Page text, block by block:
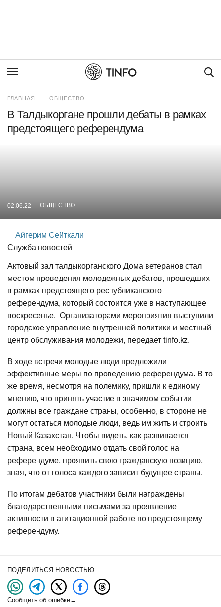
ГЛАВНАЯ ОБЩЕСТВО
В Талдыкоргане прошли дебаты в рамках
предстоящего референдума
02.06.22 ОБЩЕСТВО
Айгерим Сейткали
Служба новостей
Актовый зал талдыкорганского Дома ветеранов стал
местом проведения молодежных дебатов, прошедших
в рамках предстоящего республиканского
референдума, который состоится уже в наступающее
воскресенье. Организаторами мероприятия выступили
городское управление внутренней политики и местный
центр обслуживания молодежи, передает tinfo.kz.
В ходе встречи молодые люди предложили
эффективные меры по проведению референдума. В то
же время, несмотря на полемику, пришли к единому
мнению, что принять участие в значимом событии
должны все граждане страны, особенно, в стороне не
могут остаться молодые люди, ведь им жить и строить
Новый Казахстан. Чтобы видеть, как развивается
страна, всем необходимо отдать свой голос на
референдуме, проявить свою гражданскую позицию,
зная, что от голоса каждого зависит будущее страны.
По итогам дебатов участники были награждены
благодарственными письмами за проявление
активности в агитационной работе по предстоящему
референдуму.
ПОДЕЛИТЬСЯ НОВОСТЬЮ
Сообщить об ошибке→